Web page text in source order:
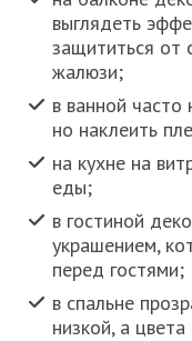
выглядеть
защититься от
жалюзи;
в ванной
но наклеить
на кухне на
еды;
в гостиной
украшением,
перед гостями;
в спальне
низкой, а